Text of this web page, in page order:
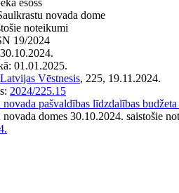
novada dome
noteikumi
19/2024
30.10.2024.
01.01.2025.
Latvijas Vēstnesis, 225, 19.11.2024.
2024/225.15
novada pašvaldības līdzdalības
novada domes 30.10.2024. saistošie